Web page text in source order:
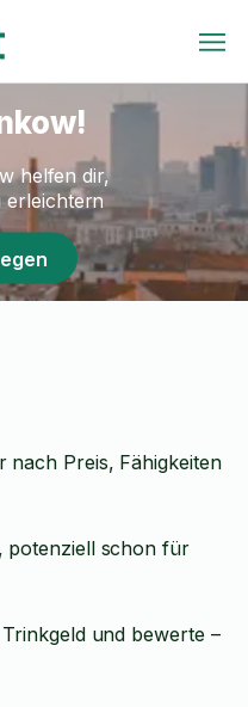
helfen dir,
erleichtern
nach Preis, Fähigkeiten
potenziell schon für
und bewerte –